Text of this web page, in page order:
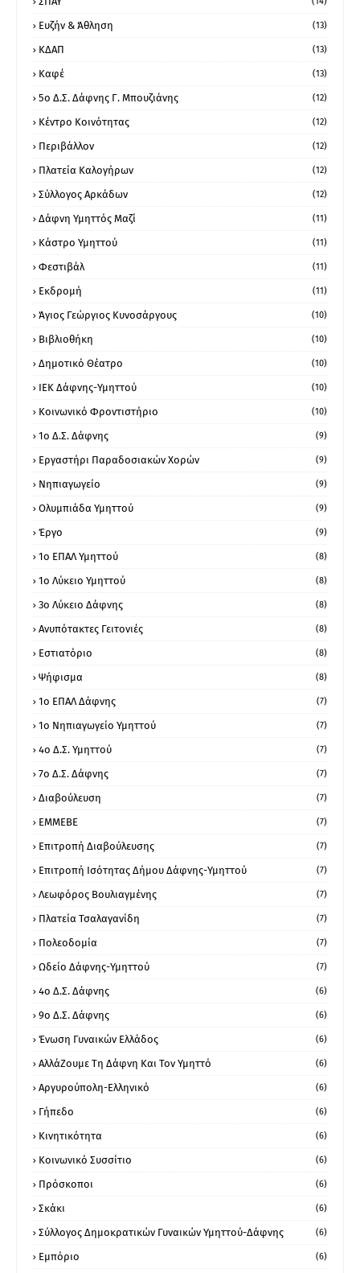
Ευζήν & Άθληση (13)
ΚΔΑΠ (13)
Καφέ (13)
5ο Δ.Σ. Δάφνης Γ. Μπουζιάνης (12)
Κέντρο Κοινότητας (12)
Περιβάλλον (12)
Πλατεία Καλογήρων (12)
Σύλλογος Αρκάδων (12)
Δάφνη Υμηττός Μαζί (11)
Κάστρο Υμηττού (11)
Φεστιβάλ (11)
Εκδρομή (11)
Άγιος Γεώργιος Κυνοσάργους (10)
Βιβλιοθήκη (10)
Δημοτικό Θέατρο (10)
ΙΕΚ Δάφνης-Υμηττού (10)
Κοινωνικό Φροντιστήριο (10)
1ο Δ.Σ. Δάφνης (9)
Εργαστήρι Παραδοσιακών Χορών (9)
Νηπιαγωγείο (9)
Ολυμπιάδα Υμηττού (9)
Έργο (9)
1o ΕΠΑΛ Υμηττού (8)
1ο Λύκειο Υμηττού (8)
3ο Λύκειο Δάφνης (8)
Ανυπότακτες Γειτονιές (8)
Εστιατόριο (8)
Ψήφισμα (8)
1ο ΕΠΑΛ Δάφνης (7)
1ο Νηπιαγωγείο Υμηττού (7)
4ο Δ.Σ. Υμηττού (7)
7ο Δ.Σ. Δάφνης (7)
Διαβούλευση (7)
ΕΜΜΕΒΕ (7)
Επιτροπή Διαβούλευσης (7)
Επιτροπή Ισότητας Δήμου Δάφνης-Υμηττού (7)
Λεωφόρος Βουλιαγμένης (7)
Πλατεία Τσαλαγανίδη (7)
Πολεοδομία (7)
Ωδείο Δάφνης-Υμηττού (7)
4ο Δ.Σ. Δάφνης (6)
9ο Δ.Σ. Δάφνης (6)
Ένωση Γυναικών Ελλάδος (6)
ΑλλάΖουμε Τη Δάφνη Και Τον Υμηττό (6)
Αργυρούπολη-Ελληνικό (6)
Γήπεδο (6)
Κινητικότητα (6)
Κοινωνικό Συσσίτιο (6)
Πρόσκοποι (6)
Σκάκι (6)
Σύλλογος Δημοκρατικών Γυναικών Υμηττού-Δάφνης (6)
Εμπόριο (6)